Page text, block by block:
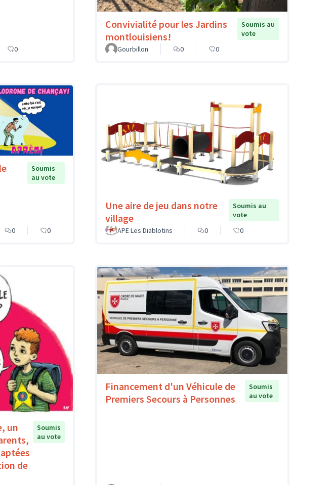
0
Convivialité pour les Jardins
montlouisiens!
Soumis au
vote
Gourbillon
0 0
Soumis
au vote
0 0
Une aire de jeu dans notre
village
Soumis au
vote
APE Les Diablotins
0 0
un
de
Soumis
au vote
Financement d'un Véhicule de
Premiers Secours à Personnes
Soumis
au vote